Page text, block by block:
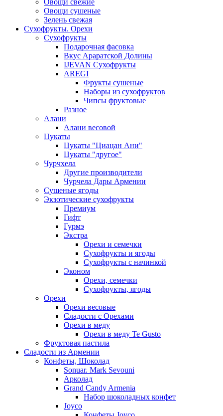
Овощи свежие
Овощи сушеные
Зелень свежая
Сухофрукты. Орехи
Сухофрукты
Подарочная фасовка
Вкус Араратской Долины
IJEVAN Сухофрукты
AREGI
Фрукты сушеные
Наборы из сухофруктов
Чипсы фруктовые
Разное
Алани
Алани весовой
Цукаты
Цукаты "Циацан Ани"
Цукаты "другое"
Чурчхела
Другие производители
Чурчела Дары Армении
Сушеные ягоды
Экзотические сухофрукты
Премиум
Гифт
Гурмэ
Экстра
Орехи и семечки
Сухофрукты и ягоды
Сухофрукты с начинкой
Эконом
Орехи, семечки
Сухофрукты, ягоды
Орехи
Орехи весовые
Сладости с Орехами
Орехи в меду
Орехи в меду Te Gusto
Фруктовая пастила
Сладости из Армении
Конфеты, Шоколад
Sonuar. Mark Sevouni
Арколад
Grand Candy Armenia
Набор шоколадных конфет
Joyco